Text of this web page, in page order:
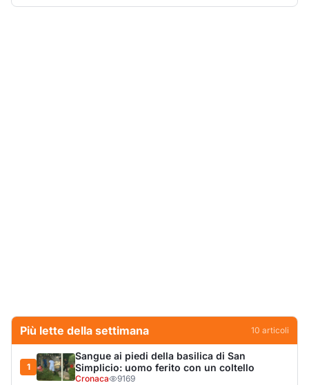
Più lette della settimana 10 articoli
1
Sangue ai piedi della basilica di San
Simplicio: uomo ferito con un coltello
Cronaca 9169